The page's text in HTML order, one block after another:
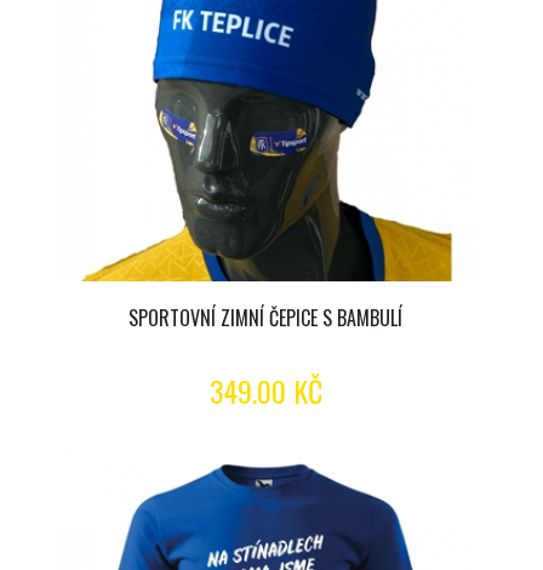
SPORTOVNÍ ZIMNÍ ČEPICE S BAMBULÍ
349.00 KČ